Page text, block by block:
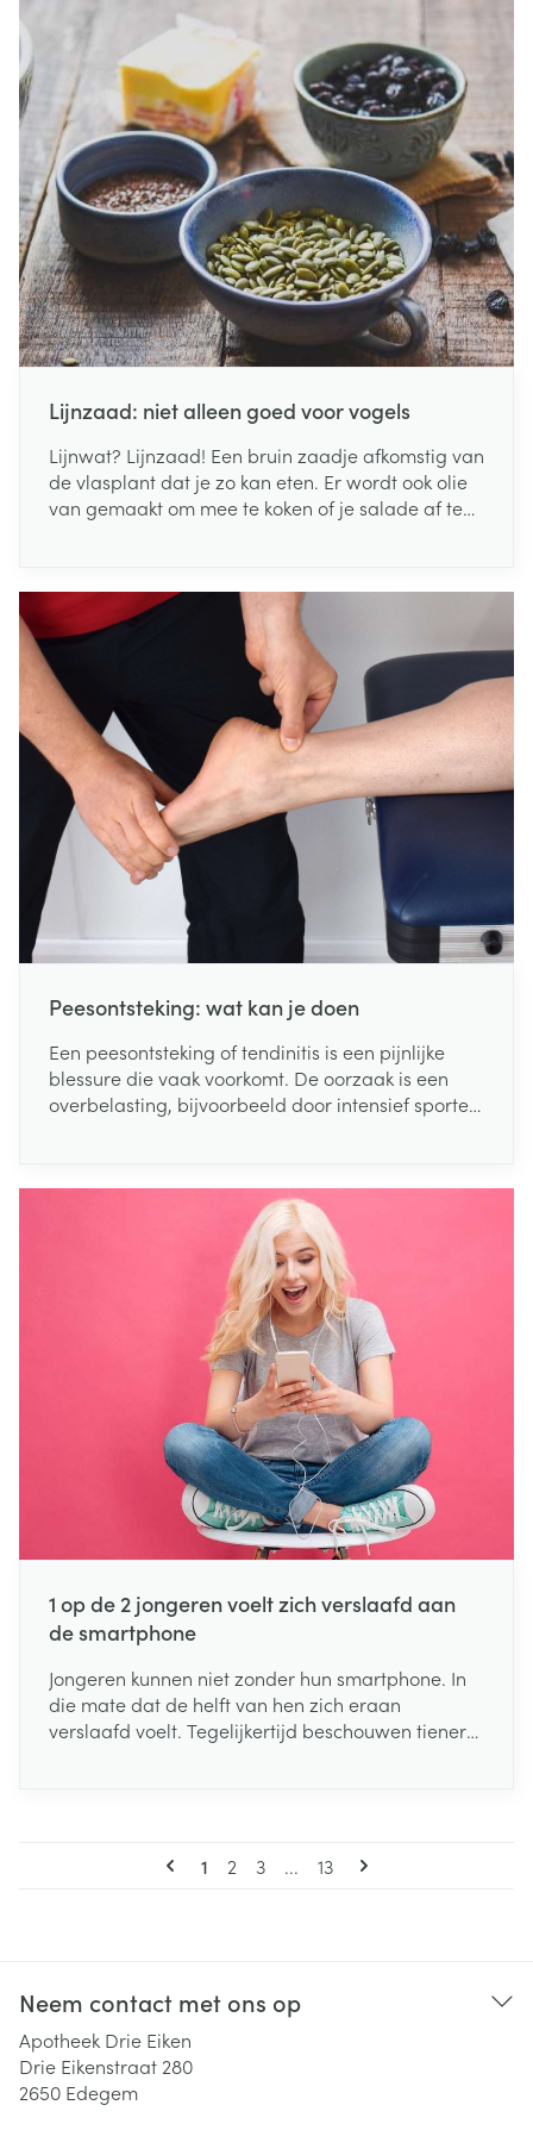
Lijnzaad: niet alleen goed voor vogels
Lijnwat? Lijnzaad! Een bruin zaadje afkomstig van
de vlasplant dat je zo kan eten. Er wordt ook olie
van gemaakt om mee te koken of je salade af te
de voordelen even voor je op.
Peesontsteking: wat kan je doen
Een peesontsteking of tendinitis is een pijnlijke
blessure die vaak voorkomt. De oorzaak is een
overbelasting, bijvoorbeeld door intensief sporten
voorkomen. Lees hier wat je het best kan doen bij
1 op de 2 jongeren voelt zich verslaafd aan
de smartphone
Jongeren kunnen niet zonder hun smartphone. In
die mate dat de helft van hen zich eraan
verslaafd voelt. Tegelijkertijd beschouwen tieners
hun digitale welzijn.U lees momenteel pagina
1 Pagina
2 Pagina
3 ... Pagina
13
Neem contact met ons op
Apotheek Drie Eiken
Drie Eikenstraat 280
2650 Edegem